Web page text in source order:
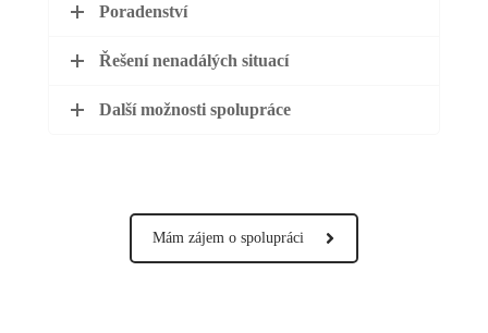
Poradenství
Řešení nenadálých situací
Další možnosti spolupráce
Mám zájem o spolupráci